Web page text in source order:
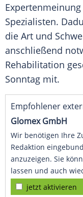
Spezialisten.
die Art und
anschließend
Rehabilitation
Sonntag mit.
Empfohlener
Glomex GmbH
Wir benötigen Ihre
Redaktion
anzuzeigen. Sie
lassen und auch
jetzt aktivieren